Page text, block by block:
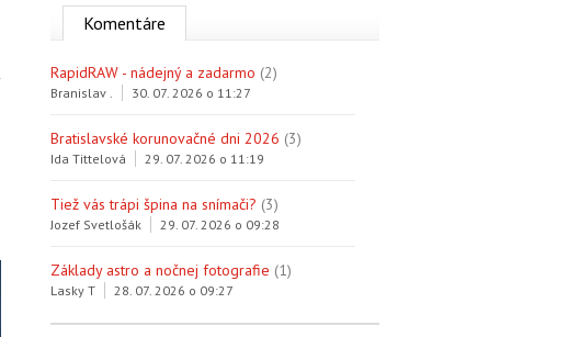
Komentáre
RapidRAW - nádejný a zadarmo (2)
Branislav . 30. 07. 2026 o 11:27
Bratislavské korunovačné dni 2026 (3)
Ida Tittelová 29. 07. 2026 o 11:19
Tiež vás trápi špina na snímači? (3)
Jozef Svetlošák 29. 07. 2026 o 09:28
Základy astro a nočnej fotografie (1)
Lasky T 28. 07. 2026 o 09:27